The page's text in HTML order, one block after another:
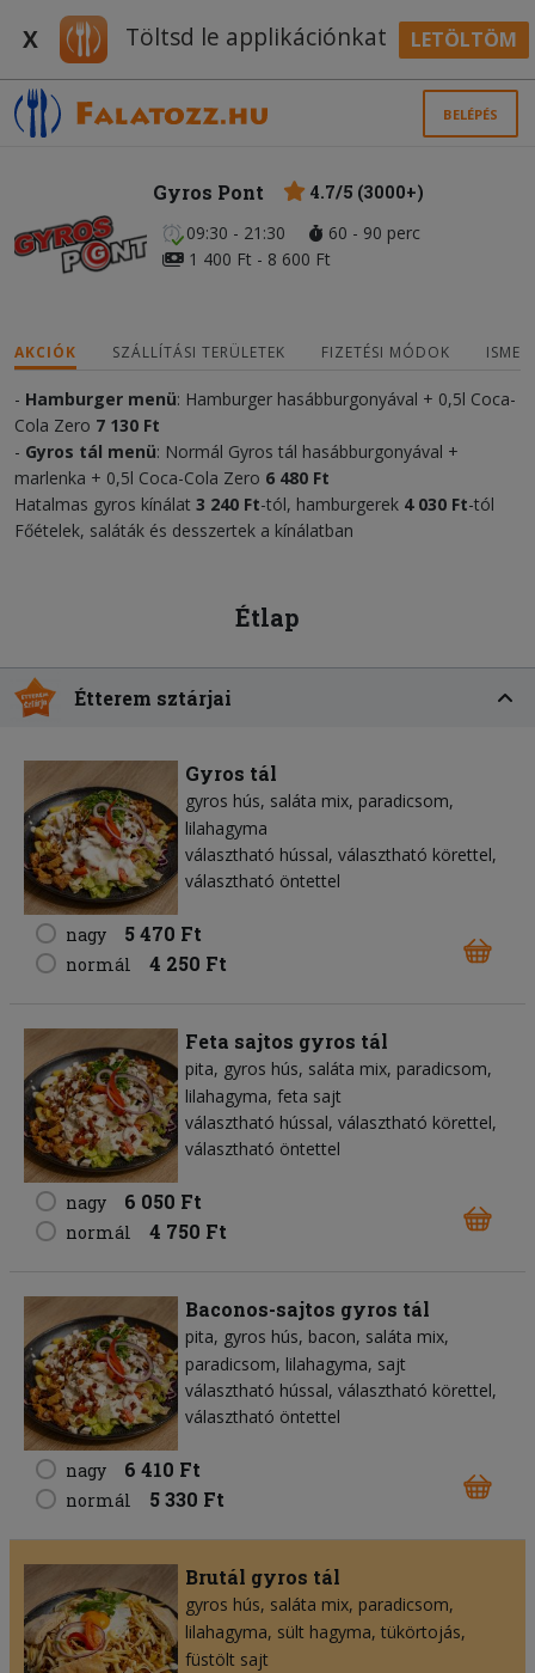
X Töltsd le applikációnkat LETÖLTÖM
BELÉPÉS
Gyros Pont
4.7/5 (3000+)
09:30 - 21:30
60 - 90 perc
1 400 Ft - 8 600 Ft
AKCIÓK SZÁLLÍTÁSI TERÜLETEK FIZETÉSI MÓDOK
- Hamburger menü: Hamburger hasábburgonyával + 0,5l Coca-
Cola Zero 7 130 Ft
- Gyros tál menü: Normál Gyros tál hasábburgonyával +
marlenka + 0,5l Coca-Cola Zero 6 480 Ft
Hatalmas gyros kínálat 3 240 Ft-tól, hamburgerek 4 030 Ft-tól
Főételek, saláták és desszertek a kínálatban
Étlap
Étterem sztárjai
Gyros tál
gyros hús saláta mix paradicsom
lilahagyma
választható hússal, választható körettel,
választható öntettel
nagy 5 470 Ft
normál 4 250 Ft
Feta sajtos gyros tál
pita gyros hús saláta mix paradicsom
lilahagyma feta sajt
választható hússal, választható körettel,
választható öntettel
nagy 6 050 Ft
normál 4 750 Ft
Baconos-sajtos gyros tál
pita gyros hús bacon saláta mix
paradicsom lilahagyma sajt
választható hússal, választható körettel,
választható öntettel
nagy 6 410 Ft
normál 5 330 Ft
Brutál gyros tál
gyros hús saláta mix paradicsom
lilahagyma sült hagyma tükörtojás
füstölt sajt